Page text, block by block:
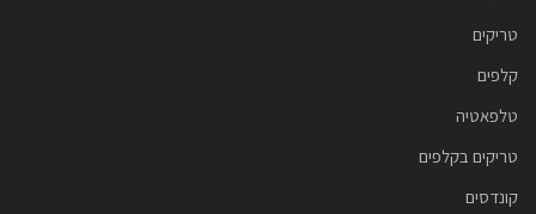
טריקים
קלפים
טלפאטיה
טריקים בקלפים
קונדסים